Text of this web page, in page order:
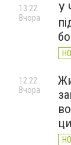
У
13:22
Вчора
12:22
Вчора